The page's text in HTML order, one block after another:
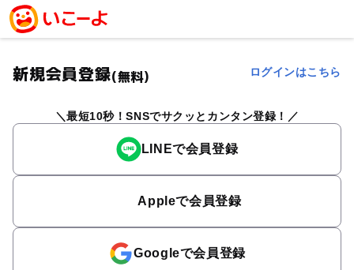
新規会員登録(無料) ログインはこちら
最短10秒！SNSでサクッとカンタン登録！
LINEで会員登録
Appleで会員登録
Googleで会員登録